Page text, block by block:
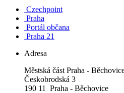
Czechpoint
Praha
Portál občana
Praha 21
Adresa
Městská část Praha -
Českobrodská 3
190 11 Praha - Běchovice